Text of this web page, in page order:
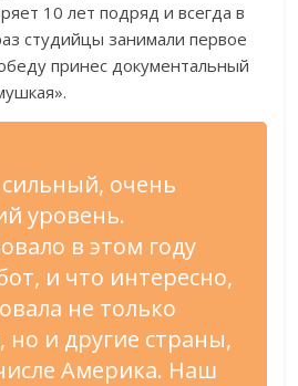
10 лет подряд и всегда в
студийцы занимали первое
принес документальный
очень
уровень.
в этом году
и что интересно,
не только
но и другие страны,
Америка. Наш